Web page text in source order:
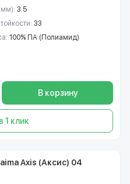
3.5
33
100% ПА (Полиамид)
В корзину
1 клик
Axis (Аксис) 04